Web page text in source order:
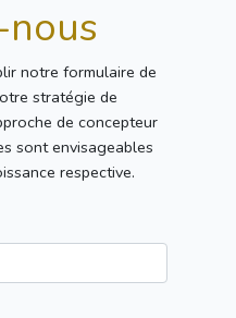
notre formulaire de
stratégie de
de concepteur
sont envisageables
respective.